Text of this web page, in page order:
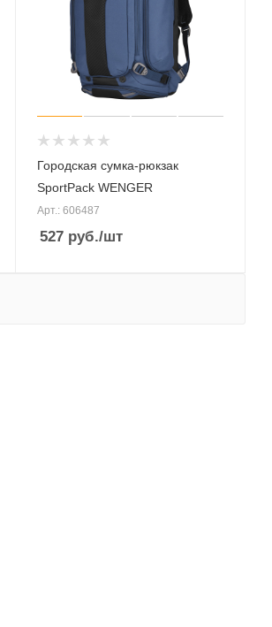
Городская сумка-рюкзак
SportPack WENGER
Арт.: 606487
527 руб./шт